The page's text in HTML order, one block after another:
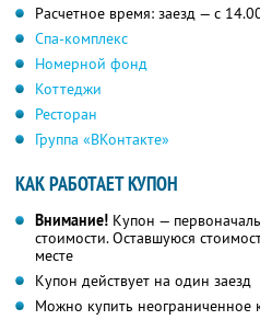
Расчетное время: заезд — с
Спа-комплекс
Номерной фонд
Коттеджи
Ресторан
Группа «ВКонтакте»
КАК РАБОТАЕТ КУПОН
Внимание! Купон —
стоимости. Оставшуюся
месте
Купон действует на один заезд
Можно купить неограниченное